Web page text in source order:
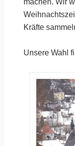
machen. Wir
Kräfte
Unsere Wahl